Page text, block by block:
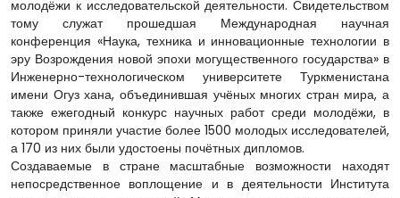
молодёжи к исследовательской деятельности. Свидетельством
тому служат прошедшая Международная научная
конференция «Наука, техника и инновационные технологии в
эру Возрождения новой эпохи могущественного государства» в
Инженерно-технологическом университете Туркменистана
имени Огуз хана, объединившая учёных многих стран мира, а
также ежегодный конкурс научных работ среди молодёжи, в
котором приняли участие более 1500 молодых исследователей,
а 170 из них были удостоены почётных дипломов.
Создаваемые в стране масштабные возможности находят
непосредственное воплощение и в деятельности Института